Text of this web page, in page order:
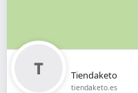
Tiendaketo
tiendaketo.es